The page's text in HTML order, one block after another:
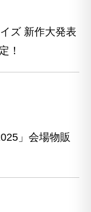
ズ 新作大発表
！
」会場物販